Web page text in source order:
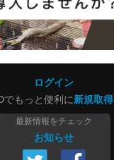
ログイン
でもっと便利に新規取得
最新情報をチェック
お知らせ